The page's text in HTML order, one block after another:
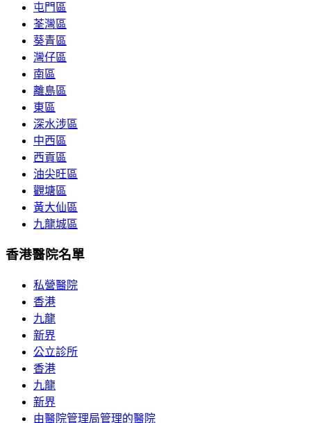
屯門區
荃灣區
葵青區
灣仔區
南區
離島區
東區
深水涉區
中西區
西貢區
油尖旺區
觀塘區
黃大仙區
九龍城區
香港醫院名單
私營醫院
香港
九龍
新界
公立診所
香港
九龍
新界
由醫院管理局管理的醫院